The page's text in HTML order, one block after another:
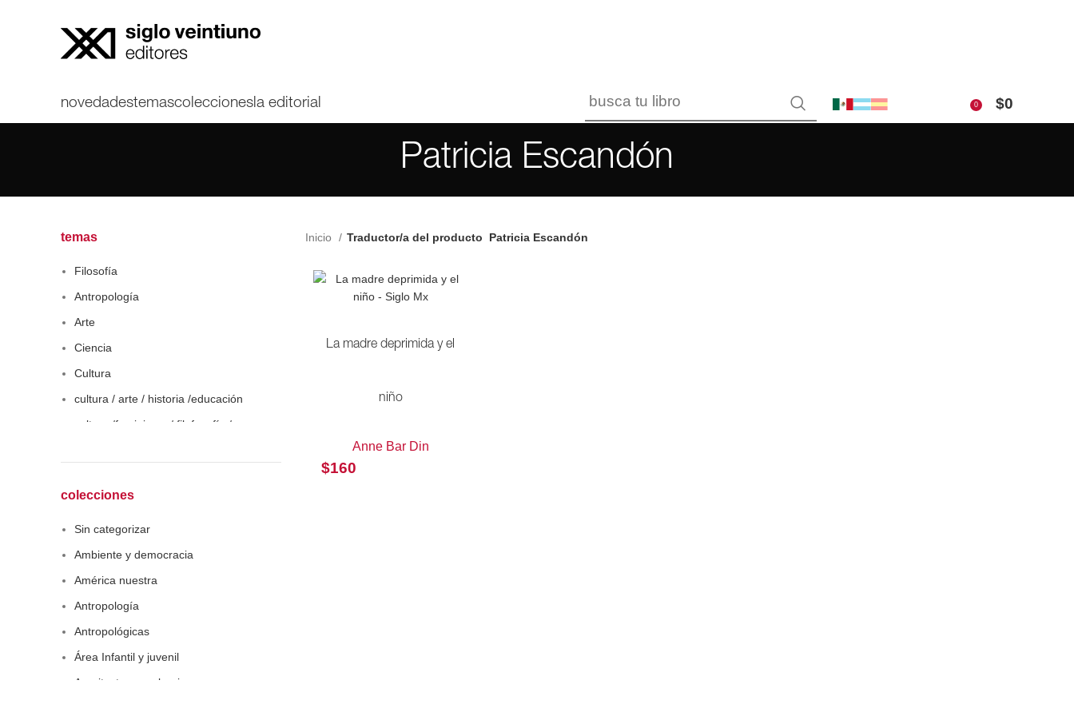
novedadestemascolecciones la editorial 0 $0
Patricia Escandón
temas
Filosofía
Antropología
Arte
Ciencia
Cultura
cultura / arte / historia /educación
cultura /feminismo / filofosofía /
Economía
colecciones
Sin categorizar
Ambiente y democracia
América nuestra
Antropología
Antropológicas
Área Infantil y juvenil
Arquitectura y urbanismo
Inicio Traductor/a del producto Patricia Escandón
La madre deprimida y el
niño
Anne Bar Din
$160